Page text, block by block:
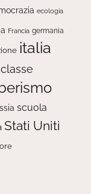
ecologia
Francia germania
italia
scuola
Stati Uniti